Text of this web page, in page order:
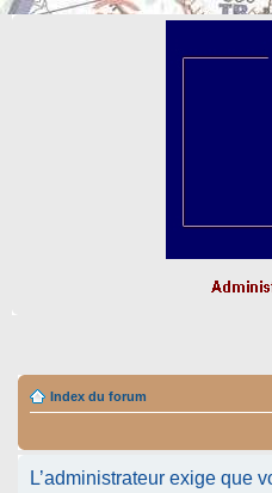
Index du forum
L’administrateur exige que